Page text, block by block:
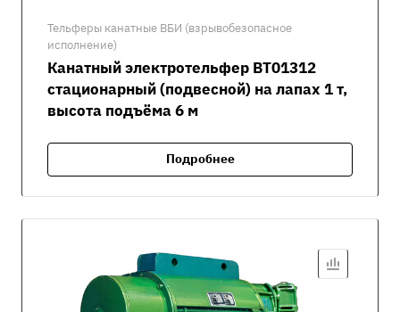
Тельферы канатные ВБИ (взрывобезопасное
исполнение)
Канатный электротельфер ВТ01312
стационарный (подвесной) на лапах 1 т,
высота подъёма 6 м
Подробнее